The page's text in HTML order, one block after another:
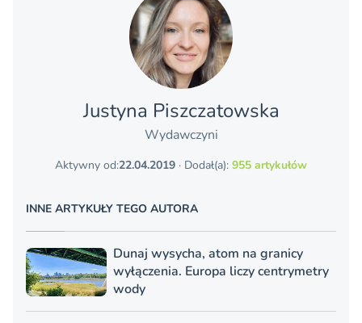
Justyna Piszczatowska
Wydawczyni
Aktywny od:22.04.2019 · Dodał(a): 955 artykułów
INNE ARTYKUŁY TEGO AUTORA
Dunaj wysycha, atom na granicy
wyłączenia. Europa liczy centrymetry
wody